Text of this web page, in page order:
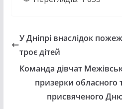
У Дніпрі внаслідок
троє дітей
Команда дівчат
призерки обласного
присвяченого